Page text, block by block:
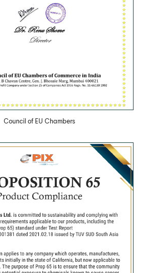
Council of EU Chambers